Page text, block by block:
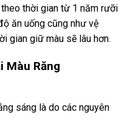
thời gian từ 1 năm rưỡi
ăn uống cũng như vệ
gian giữ màu sẽ lâu hơn.
Màu Răng
sáng là do các nguyên